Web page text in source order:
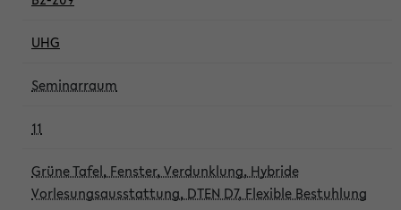
UHG
Seminarraum
11
Grüne Tafel, Fenster, Verdunklung, Hybride
Vorlesungsausstattung, DTEN D7, Flexible Bestuhlung